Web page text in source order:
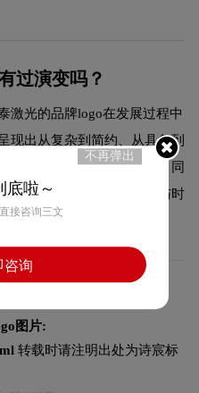
过演变吗？
激光的品牌logo在发展过程中
现出从复杂到简约、从具象到
更新都紧跟时代审美潮流，同
性，使品牌视觉形象始终与时
图片:
转载时请注明出处为诗宸标
不再弹出
底啦～
接咨询三文
咨询